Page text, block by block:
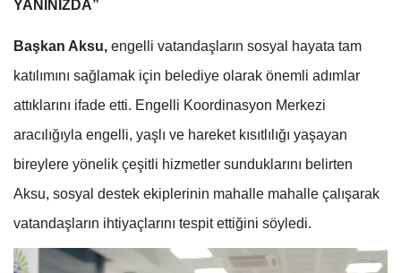
YANINIZDA”
Başkan Aksu, engelli vatandaşların sosyal hayata tam
katılımını sağlamak için belediye olarak önemli adımlar
attıklarını ifade etti. Engelli Koordinasyon Merkezi
aracılığıyla engelli, yaşlı ve hareket kısıtlılığı yaşayan
bireylere yönelik çeşitli hizmetler sunduklarını belirten
Aksu, sosyal destek ekiplerinin mahalle mahalle çalışarak
vatandaşların ihtiyaçlarını tespit ettiğini söyledi.